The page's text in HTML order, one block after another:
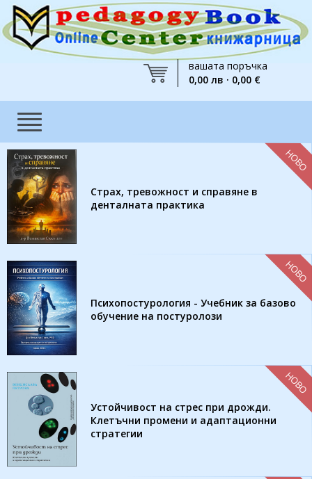
вашата поръчка
0,00 лв · 0,00 €
Страх, тревожност и справяне в
денталната практика
НОВО
Психопостурология - Учебник за базово
обучение на постуролози
НОВО
Устойчивост на стрес при дрожди.
Клетъчни промени и адаптационни
стратегии
НОВО